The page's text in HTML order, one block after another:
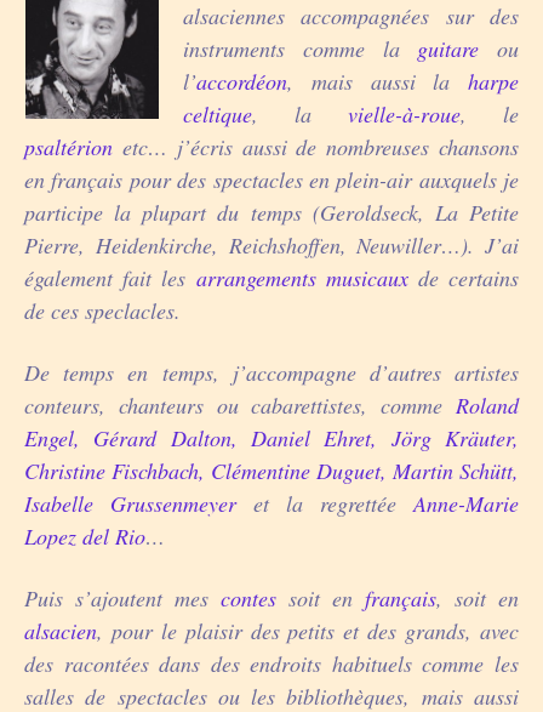
alsaciennes accompagnées sur des
instruments comme la guitare ou
l’accordéon, mais aussi la harpe
celtique, la vielle-à-roue, le
psaltérion etc… j’écris aussi de nombreuses chansons
en français pour des spectacles en plein-air auxquels je
participe la plupart du temps (Geroldseck, La Petite
Pierre, Heidenkirche, Reichshoffen, Neuwiller…). J’ai
également fait les arrangements musicauxde certains
de ces speclacles.
De temps en temps, j’accompagne d’autres artistes
conteurs, chanteurs ou cabarettistes, comme Roland
Engel, Gérard Dalton, Daniel Ehret, Jörg Kräuter,
Christine Fischbach, Clémentine Duguet, Martin Schütt,
Isabelle Grussenmeyeret la regrettéeAnne-Marie
Lopez del Rio…
Puis s’ajoutent mes contes soit en français, soit en
alsacien, pour le plaisir des petits et des grands, avec
des racontées dans des endroits habituels comme les
salles de spectacles ou les bibliothèques, mais aussi